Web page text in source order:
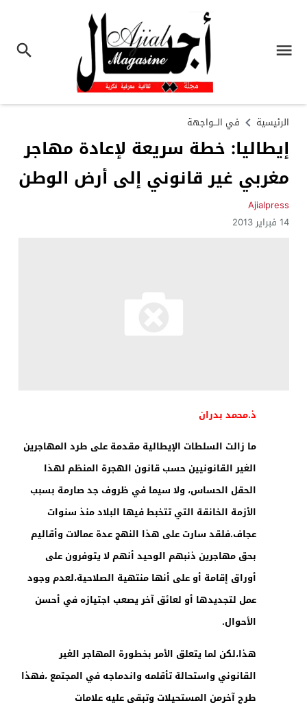
الرئيسية في الـــواجهة
إيطاليا: خطة سريعة لإعادة مهاجر
مغربي غير قانوني إلى أرض الوطن
Ajialpress
14 فبراير 2013
ذ.محمد بدران
ما زالت السلطات الإيطالية مقدمة على طرد المهاجرين
الغير القانونيين حسب قانون الهجرة المنظم لهذا
الحقل الحساس، ولا سيما في ظروف جد صارمة بسبب
الأزمة الخانقة التي تتخبط فيها البلاد منذ سنوات
عجاف.فلقد سارت على هذا النهج عدة عمالات وأقاليم
بحق مهاجرين ذنبهم الوحيد أنهم لا يتوفرون على
أوراق إقامة أو على أنها منتهية الصلاحية،لعدم وجود
عمل لتجديدها أو لعائق آخر يصعب اجتيازه في أحسن
الأحوال.
هذا،لكن لما يتعلق الأمر بخطورة المهاجر الغير
القانوني واستحالة تأقلمه واندماجه في المجتمع ،فهذا
طرح آخرمن المستحيلات وتبقى عليه علامات